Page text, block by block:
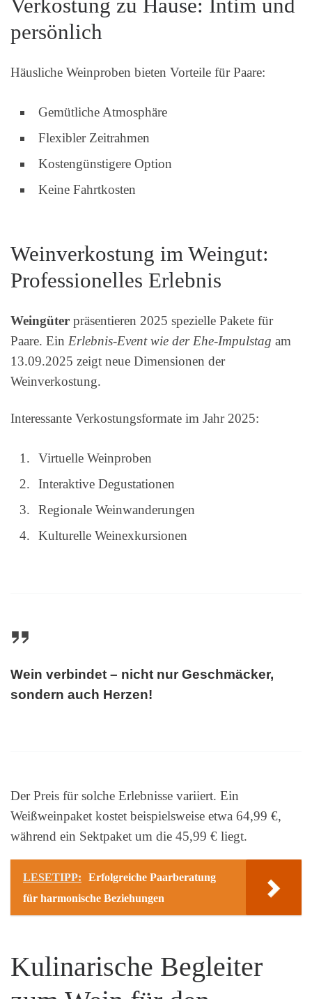
Verkostung zu Hause: Intim und
persönlich
Häusliche Weinproben bieten Vorteile für Paare:
Gemütliche Atmosphäre
Flexibler Zeitrahmen
Kostengünstigere Option
Keine Fahrtkosten
Weinverkostung im Weingut:
Professionelles Erlebnis
Weingüter präsentieren 2025 spezielle Pakete für
Paare. Ein Erlebnis-Event wie der Ehe-Impulstag am
13.09.2025 zeigt neue Dimensionen der
Weinverkostung.
Interessante Verkostungsformate im Jahr 2025:
Virtuelle Weinproben
Interaktive Degustationen
Regionale Weinwanderungen
Kulturelle Weinexkursionen
Wein verbindet – nicht nur Geschmäcker,
sondern auch Herzen!
Der Preis für solche Erlebnisse variiert. Ein
Weißweinpaket kostet beispielsweise etwa 64,99 €,
während ein Sektpaket um die 45,99 € liegt.
LESETIPP:
Erfolgreiche Paarberatung
für harmonische Beziehungen
Kulinarische Begleiter